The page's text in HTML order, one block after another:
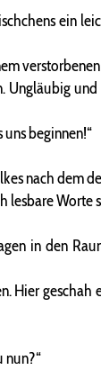
ein
uns beginnen!“
nach dem
lesbare
in den
nun?“